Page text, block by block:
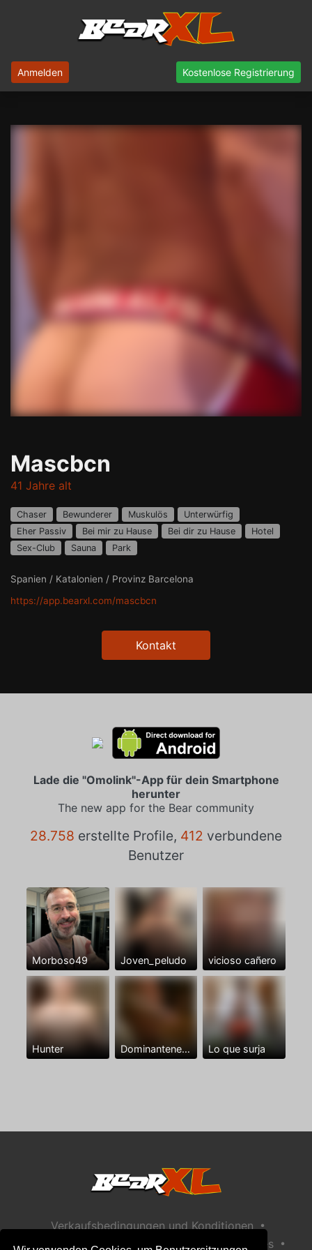
Anmelden Kostenlose Registrierung
Mascbcn
41 Jahre alt
Chaser Bewunderer Muskulös
Unterwürfig
Eher Passiv
Bei mir zu Hause Bei dir zu Hause
Hotel
Sex-Club
Sauna Park
Spanien / Katalonien / Provinz Barcelona
https://app.bearxl.com/mascbcn
Kontakt
Lade die "Omolink"-App für dein Smartphone
herunter
The new app for the Bear community
28.758 erstellte Profile, 412 verbundene
Benutzer
Morboso49 Joven_peludo vicioso cañero
Hunter Dominantenegro ya Lo que surja
Verkaufsbedingungen und Konditionen •
Datenschutzerklärung Richtlinie zu Cookies •